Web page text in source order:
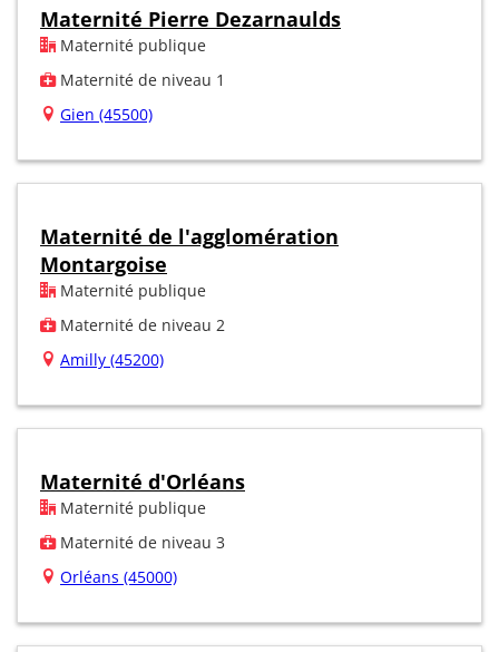
Maternité Pierre Dezarnaulds
Maternité publique
Maternité de niveau 1
Gien (45500)
Maternité de l'agglomération
Montargoise
Maternité publique
Maternité de niveau 2
Amilly (45200)
Maternité d'Orléans
Maternité publique
Maternité de niveau 3
Orléans (45000)